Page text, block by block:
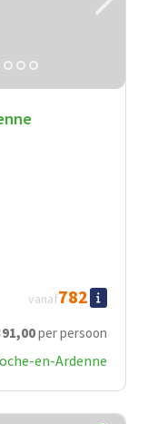
,00per persoon
vanaf782
en-Ardenne